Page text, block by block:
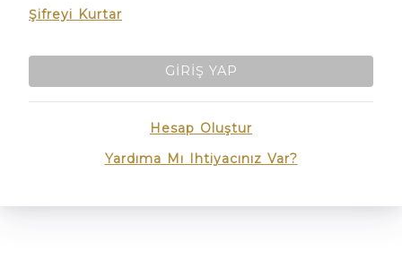
Şifreyi Kurtar
GIRIŞ YAP
Hesap Oluştur
Yardıma Mı Ihtiyacınız Var?